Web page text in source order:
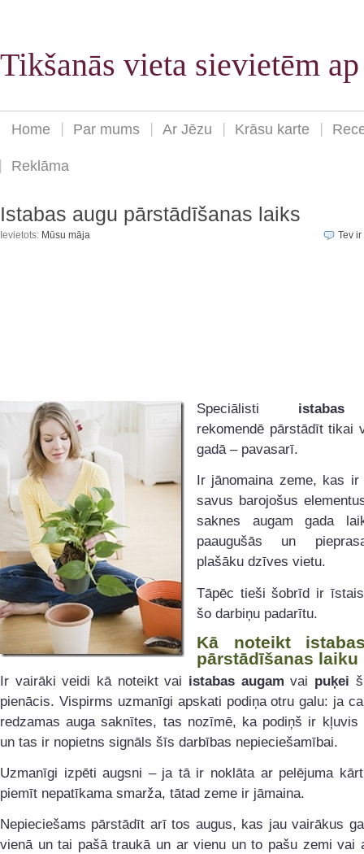
Tikšanās vieta sievietēm
Home Par mums Ar Jēzu Krāsu karte
Reklāma
Istabas augu pārstādīšanas laiks
Ievietots: Mūsu māja Tev ir
Speciālisti
rekomendē pārstādīt tikai
gadā – pavasarī.
Ir jānomaina zeme, kas ir
savus barojošus
saknes augam gada
paaugušās un
plašāku dzīves vietu.
Tāpēc tieši šobrīd ir
šo darbiņu padarītu.
Kā noteikt
pārstādīšanas laiku
Ir vairāki veidi kā noteikt vai istabas augam vai puķei
pienācis. Vispirms uzmanīgi apskati podiņa otru galu: ja
redzamas auga saknītes, tas nozīmē, ka podiņš ir kļuvis
un tas ir nopietns signāls šīs darbības nepieciešamībai.
Uzmanīgi izpēti augsni – ja tā ir noklāta ar pelējuma
piemīt nepatīkama smarža, tātad zeme ir jāmaina.
Nepieciešams pārstādīt arī tos augus, kas jau vairākus
vienā un tai pašā traukā un ar vienu un to pašu zemi vai